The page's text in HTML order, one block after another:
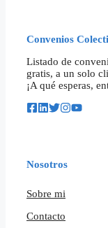
Convenios
Listado de
gratis, a un solo
¡A qué esperas,
Nosotros
Sobre mi
Contacto